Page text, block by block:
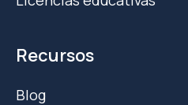
Recursos
Blog